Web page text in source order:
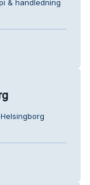
& handledning